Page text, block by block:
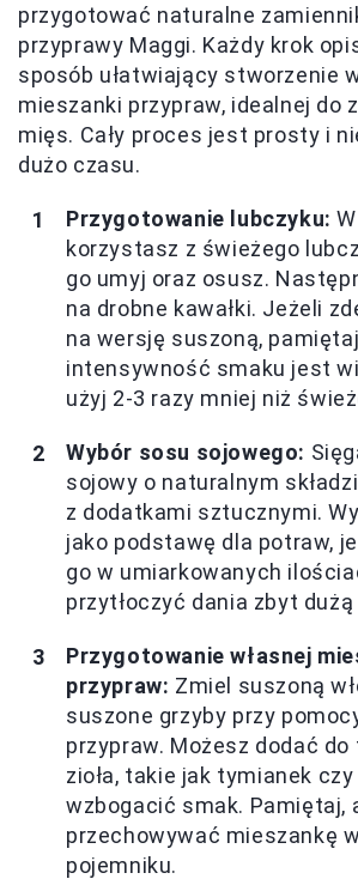
przygotować naturalne
przyprawy Maggi. Każdy krok
sposób ułatwiający stworzenie
mieszanki przypraw, idealnej do
mięs. Cały proces jest prosty i
dużo czasu.
Przygotowanie lubczyku:
korzystasz z świeżego
go umyj oraz osusz.
na drobne kawałki. Jeżeli
na wersję suszoną,
intensywność smaku jest
użyj 2-3 razy mniej niż
Wybór sosu sojowego:
sojowy o naturalnym
z dodatkami sztucznymi.
jako podstawę dla potraw,
go w umiarkowanych
przytłoczyć dania zbyt
Przygotowanie własnej
przypraw: Zmiel suszoną
suszone grzyby przy
przypraw. Możesz dodać
zioła, takie jak tymianek
wzbogacić smak. Pamiętaj,
przechowywać mieszankę
pojemniku.